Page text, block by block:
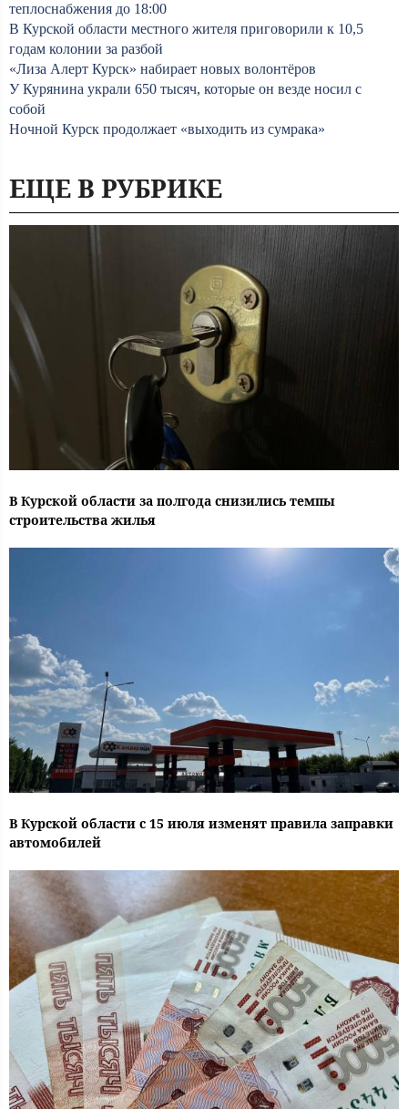
теплоснабжения до 18:00
В Курской области местного жителя приговорили к 10,5
годам колонии за разбой
«Лиза Алерт Курск» набирает новых волонтёров
У Курянина украли 650 тысяч, которые он везде носил с
собой
Ночной Курск продолжает «выходить из сумрака»
ЕЩЕ В РУБРИКЕ
В Курской области за полгода снизились темпы
строительства жилья
В Курской области с 15 июля изменят правила заправки
автомобилей